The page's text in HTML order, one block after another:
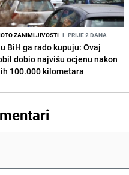
ZANIMLJIVOSTI I PRIJE 2 DANA
BiH ga rado kupuju: Ovaj
dobio najvišu ocjenu nakon
100.000 kilometara